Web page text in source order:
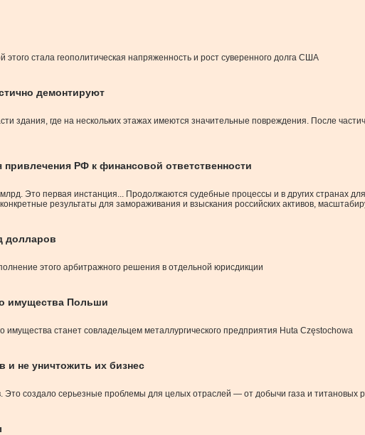
стала геополитическая напряженность и рост суверенного долга США
демонтируют
здания, где на нескольких этажах имеются значительные повреждения. После
РФ к финансовой ответственности
Это первая инстанция... Продолжаются судебные процессы и в других странах
результаты для замораживания и взыскания российских активов,
долларов
этого арбитражного решения в отдельной юрисдикции
имущества Польши
станет совладельцем металлургического предприятия Huta Częstochowa
и не уничтожить их бизнес
создало серьезные проблемы для целых отраслей — от добычи газа и титановых